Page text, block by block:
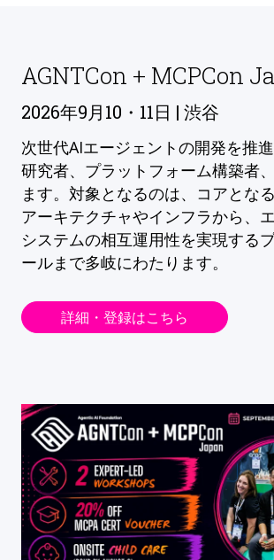
AGNTCon + MCPCon
2026年9月10・11日 | 渋谷
次世代AIエージェントの開発を推進
研究者、プラットフォーム構築者
ます。対象となるのは、コアとな
アーキテクチャやインフラから、
システムの相互運用性を実現する
ールまで多岐にわたります。
詳細・登録はこちら